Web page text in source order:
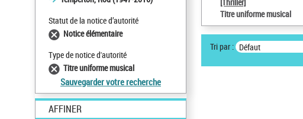
Statut de la notice d’autorité
Notice élémentaire
Type de notice d'autorité
Titre uniforme musical
Sauvegarder votre recherche
AFFINER
Titre uniforme musical
Tri par : Défaut